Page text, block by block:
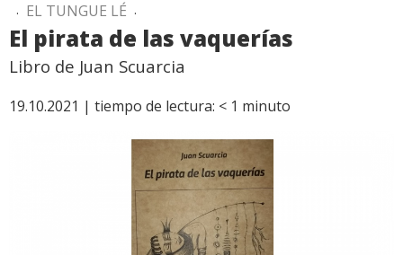
. EL TUNGUE LÉ .
El pirata de las vaquerías
Libro de Juan Scuarcia
19.10.2021 | tiempo de lectura: < 1 minuto